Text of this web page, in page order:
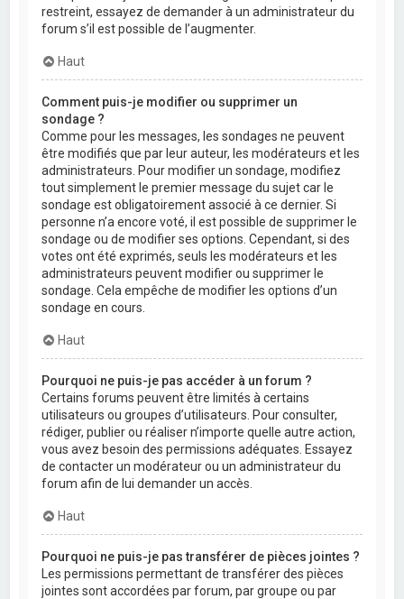
restreint, essayez de demander à un administrateur du
forum s’il est possible de l’augmenter.
Haut
Comment puis-je modifier ou supprimer un
sondage ?
Comme pour les messages, les sondages ne peuvent
être modifiés que par leur auteur, les modérateurs et les
administrateurs. Pour modifier un sondage, modifiez
tout simplement le premier message du sujet car le
sondage est obligatoirement associé à ce dernier. Si
personne n’a encore voté, il est possible de supprimer le
sondage ou de modifier ses options. Cependant, si des
votes ont été exprimés, seuls les modérateurs et les
administrateurs peuvent modifier ou supprimer le
sondage. Cela empêche de modifier les options d’un
sondage en cours.
Haut
Pourquoi ne puis-je pas accéder à un forum ?
Certains forums peuvent être limités à certains
utilisateurs ou groupes d’utilisateurs. Pour consulter,
rédiger, publier ou réaliser n’importe quelle autre action,
vous avez besoin des permissions adéquates. Essayez
de contacter un modérateur ou un administrateur du
forum afin de lui demander un accès.
Haut
Pourquoi ne puis-je pas transférer de pièces jointes ?
Les permissions permettant de transférer des pièces
jointes sont accordées par forum, par groupe ou par